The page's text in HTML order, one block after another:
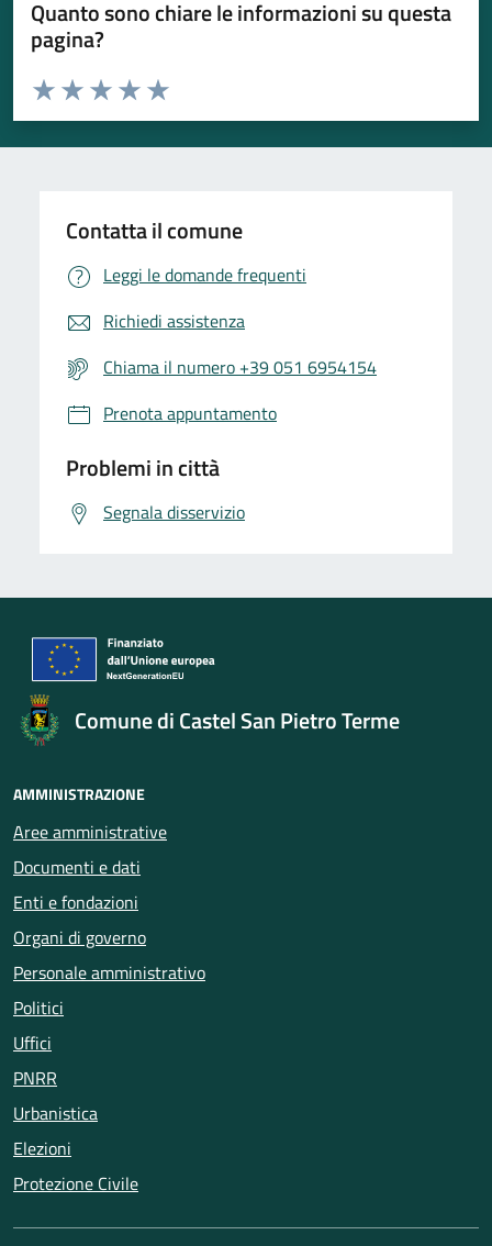
Quanto sono chiare le informazioni su questa
pagina?
Valuta da 1 a 5 stelle la pagina
Valuta 5 stelle su 5
Valuta 4 stelle su 5
Valuta 3 stelle su 5
Valuta 2 stelle su 5
Valuta 1 stelle su 5
Contatta il comune
Leggi le domande frequenti
Richiedi assistenza
Chiama il numero +39 051 6954154
Prenota appuntamento
Problemi in città
Segnala disservizio
Comune di Castel San Pietro Terme
AMMINISTRAZIONE
Aree amministrative
Documenti e dati
Enti e fondazioni
Organi di governo
Personale amministrativo
Politici
Uffici
PNRR
Urbanistica
Elezioni
Protezione Civile